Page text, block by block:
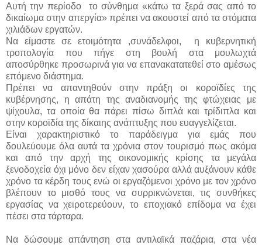
Αυτή την περίοδο το σύνθημα «κάτω τα ξερά σας από το
δικαίωμα στην απεργία» πρέπει να ακουστεί από τα στόματα
χιλιάδων εργατών.
Να είμαστε σε ετοιμότητα ,συνάδελφοι, η κυβερνητική
τροπολογία που πήγε στη βουλή στα μουλωχτά
αποσύρθηκε προσωρινά για να επανακατατεθεί στο αμέσως
επόμενο διάστημα.
Πρέπει να απαντηθούν στην πράξη οι κοροϊδίες της
κυβέρνησης, η απάτη της αναδιανομής της φτώχειας με
ψίχουλα, τα οποία θα πάρει πίσω διπλά και τρίδιπλα και
στην κοροϊδία της δίκαιης ανάπτυξης που ευαγγελίζεται.
Είναι χαρακτηριστικό το παράδειγμα για εμάς που
δουλεύουμε όλα αυτά τα χρόνια στον τουρισμό πως ακόμα
και από την αρχή της οικονομικής κρίσης τα μεγάλα
ξενοδοχεία όχι μόνο δεν είχαν χασούρα αλλά αυξάνουν κάθε
χρόνο τα κέρδη τους ενώ οι εργαζόμενοι χρόνο με τον χρόνο
βλέπουν το μισθό τους να συρρικνώνεται, τις συνθήκες
εργασίας να χειροτερεύουν, το εποχιακό επίδομα να έχει
πέσει στα τάρταρα.
Να δώσουμε απάντηση στα αντιλαϊκά παζάρια, στα νέα